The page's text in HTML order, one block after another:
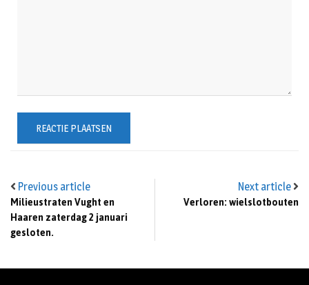
Previous article
Milieustraten Vught en
Haaren zaterdag 2 januari
gesloten.
Next article
Verloren: wielslotbouten